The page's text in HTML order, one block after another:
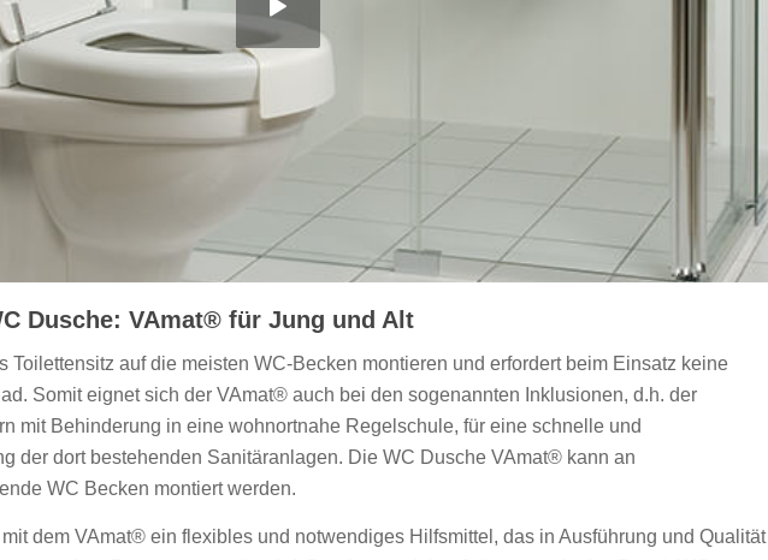
Dusche: VAmat® für Jung und Alt
Toilettensitz auf die meisten WC-Becken montieren und erfordert beim Einsatz keine
Somit eignet sich der VAmat® auch bei den sogenannten Inklusionen, d.h. der
mit Behinderung in eine wohnortnahe Regelschule, für eine schnelle und
der dort bestehenden Sanitäranlagen. Die WC Dusche VAmat® kann an
WC Becken montiert werden.
dem VAmat® ein flexibles und notwendiges Hilfsmittel, das in Ausführung und Qualität